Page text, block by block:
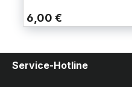
6,00 €
Service-Hotline